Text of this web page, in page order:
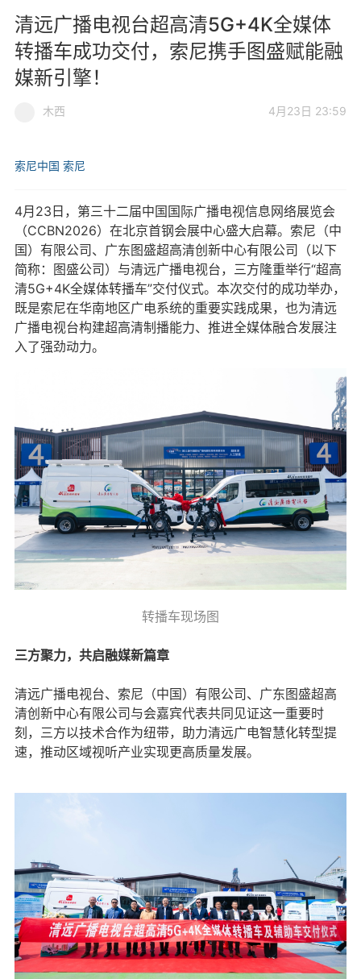
清远广播电视台超高清5G+4K全媒体
转播车成功交付，索尼携手图盛赋能融
媒新引擎！
木西 4月23日 23:59
索尼中国 索尼
4月23日，第三十二届中国国际广播电视信息网络展览会
（CCBN2026）在北京首钢会展中心盛大启幕。索尼（中
国）有限公司、广东图盛超高清创新中心有限公司（以下
简称：图盛公司）与清远广播电视台，三方隆重举行“超高
清5G+4K全媒体转播车”交付仪式。本次交付的成功举办，
既是索尼在华南地区广电系统的重要实践成果，也为清远
广播电视台构建超高清制播能力、推进全媒体融合发展注
入了强劲动力。
转播车现场图
三方聚力，共启融媒新篇章
清远广播电视台、索尼（中国）有限公司、广东图盛超高
清创新中心有限公司与会嘉宾代表共同见证这一重要时
刻，三方以技术合作为纽带，助力清远广电智慧化转型提
速，推动区域视听产业实现更高质量发展。